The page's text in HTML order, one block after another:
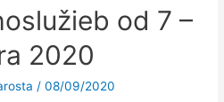
od 7 –
2020
/08/09/2020